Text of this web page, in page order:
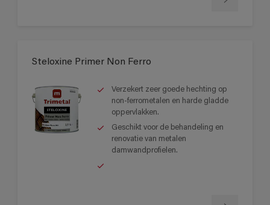
Steloxine Primer Non Ferro
Verzekert zeer goede hechting op
non-ferrometalen en harde gladde
oppervlakken.
Geschikt voor de behandeling en
renovatie van metalen
damwandprofielen.